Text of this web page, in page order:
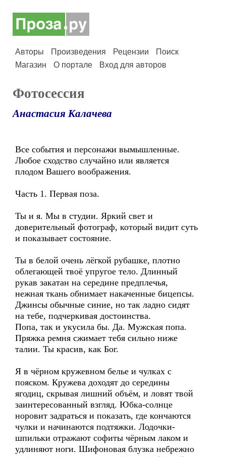
Авторы Произведения Рецензии
Поиск
Магазин
О портале Вход для авторов
Фотосессия
Анастасия Калачева
Все события и персонажи вымышленные.
Любое сходство случайно или является
плодом Вашего воображения.
Часть 1. Первая поза.
Ты и я. Мы в студии. Яркий свет и
доверительный фотограф, который видит суть
и показывает состояние.
Ты в белой очень лёгкой рубашке, плотно
облегающей твоё упругое тело. Длинный
рукав закатан на середине предплечья,
нежная ткань обнимает накаченные бицепсы.
Джинсы обычные синие, но так ладно сидят
на тебе, подчеркивая достоинства.
Попа, так и укусила бы. Да. Мужская попа.
Пряжка ремня сжимает тебя сильно ниже
талии. Ты красив, как Бог.
Я в чёрном кружевном белье и чулках с
пояском. Кружева доходят до середины
ягодиц, скрывая лишний объём, и ловят твой
заинтересованный взгляд. Юбка-солнце
норовит задраться и показать, где кончаются
чулки и начинаются подтяжки. Лодочки-
шпильки отражают софиты чёрным лаком и
удлиняют ноги. Шифоновая блузка небрежно